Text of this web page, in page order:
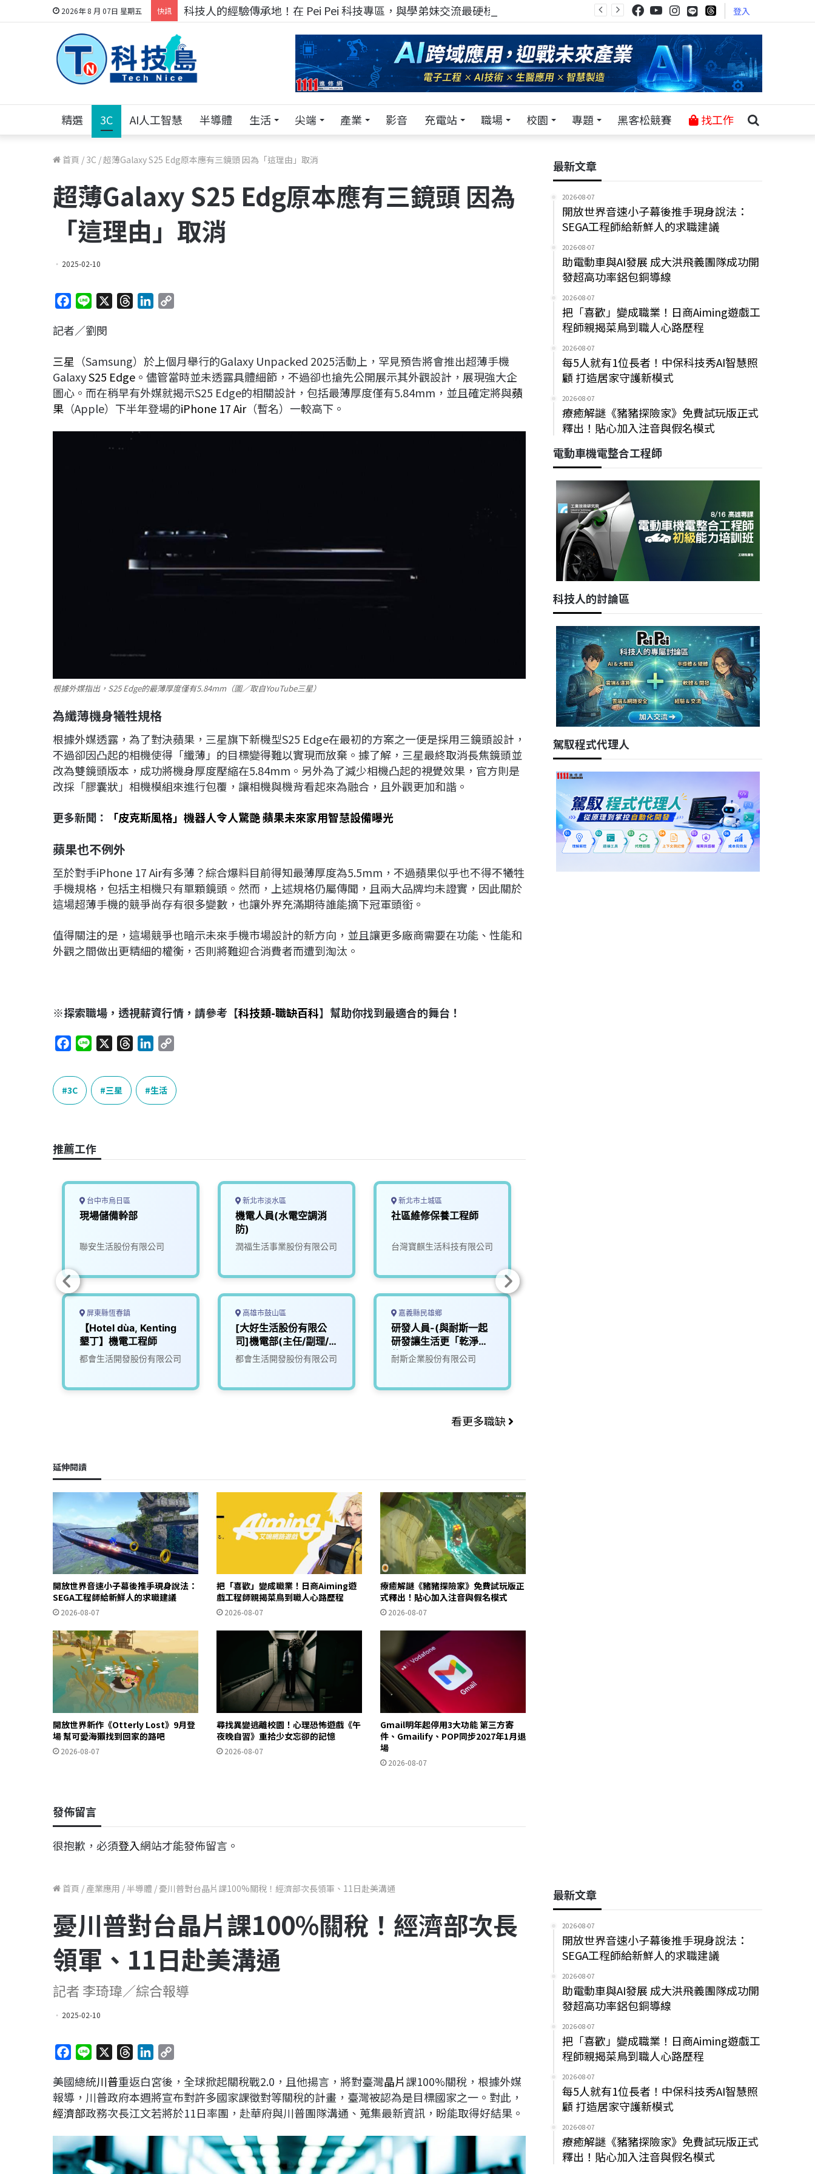
2026年 8 月 07日 星期五 快訊 科技人的經驗傳承地！在 Pei Pei 科技專區，與學弟妹交流最硬核的技術 登入
精選 3C AI人工智慧 半導體 生活 尖端 產業 影音 充電站 職場 校園 專題 黑客松競賽 找工作
首頁 / 3C /超薄Galaxy S25 Edg原本應有三鏡頭 因為「這理由」取消
超薄Galaxy S25 Edg原本應有三鏡頭 因為
「這理由」取消
2025-02-10
c
b
o
o
k
n
a
d
s
e
d
I
n
L
i
n
k
記者／劉閔
三星 （Samsung）於上個月舉行的Galaxy Unpacked 2025活動上，罕見預告將會推出超薄手機
GalaxyS25 Edge 。儘管當時並未透露具體細節，不過卻也搶先公開展示其外觀設計，展現強大企
圖心。而在稍早有外媒就揭示S25 Edge的相關設計，包括最薄厚度僅有5.84mm，並且確定將與蘋
果 （Apple）下半年登場的iPhone 17 Air（暫名）一較高下。
根據外媒指出，S25 Edge的最薄厚度僅有5.84mm（圖／取自YouTube三星）
為纖薄機身犧牲規格
根據外媒透露，為了對決蘋果，三星旗下新機型S25 Edge在最初的方案之一便是採用三鏡頭設計，
不過卻因凸起的相機使得「纖薄」的目標變得難以實現而放棄。據了解，三星最終取消長焦鏡頭並
改為雙鏡頭版本，成功將機身厚度壓縮在5.84mm。另外為了減少相機凸起的視覺效果，官方則是
改採「膠囊狀」相機模組來進行包覆，讓相機與機背看起來為融合，且外觀更加和諧。
更多新聞：
「皮克斯風格」機器人令人驚艷 蘋果未來家用智慧設備曝光
蘋果也不例外
至於對手iPhone 17 Air有多薄？綜合爆料目前得知最薄厚度為5.5mm，不過蘋果似乎也不得不犧牲
手機規格，包括主相機只有單顆鏡頭。然而，上述規格仍屬傳聞，且兩大品牌均未證實，因此關於
這場超薄手機的競爭尚存有很多變數，也讓外界充滿期待誰能摘下冠軍頭銜。
值得關注的是，這場競爭也暗示未來手機市場設計的新方向，並且讓更多廠商需要在功能、性能和
外觀之間做出更精細的權衡，否則將難迎合消費者而遭到淘汰。
※探索職場，透視薪資行情，請參考【科技類-職缺百科】幫助你找到最適合的舞台！
c
e
b
k
e
e
n
k
e
y
3C 三星 生活
推薦工作
台中市烏日區
現場儲備幹部
聯安生活股份有限公司
屏東縣恆春鎮
【Hotel dùa, Kenting
墾丁】機電工程師
都會生活開發股份有限公司
新北市淡水區
機電人員(水電空調消
防)
潤福生活事業股份有限公司
高雄市鼓山區
[大好生活股份有限公
司]機電部(主任/副理/
經理)
都會生活開發股份有限公司
新北市土城區
社區維修保養工程師
台灣寶麒生活科技有限公司
嘉義縣民雄鄉
研發人員-(與耐斯一起
研發讓生活更「乾淨」
的未來)2
耐斯企業股份有限公司
看更多職缺
延伸閱讀
開放世界音速小子幕後推手現身說法：
SEGA工程師給新鮮人的求職建議
2026-08-07
把「喜歡」變成職業！日商Aiming遊
戲工程師親揭菜鳥到職人心路歷程
2026-08-07
療癒解謎《豬豬探險家》免費試玩版正
式釋出！貼心加入注音與假名模式
2026-08-07
開放世界新作《Otterly Lost》9月登
場 幫可愛海獺找到回家的路吧
2026-08-07
尋找異變逃離校園！心理恐怖遊戲《午
夜晚自習》重拾少女忘卻的記憶
2026-08-07
Gmail明年起停用3大功能 第三方寄
件、Gmailify、POP同步2027年1月退
場
2026-08-07
發佈留言
很抱歉，必須登入網站才能發佈留言。
最新文章
2026-08-07
開放世界音速小子幕後推手現身說法：
SEGA工程師給新鮮人的求職建議
2026-08-07
助電動車與AI發展 成大洪飛義團隊成功開
發超高功率鋁包銅導線
2026-08-07
把「喜歡」變成職業！日商Aiming遊戲工
程師親揭菜鳥到職人心路歷程
2026-08-07
每5人就有1位長者！中保科技秀AI智慧照
顧 打造居家守護新模式
2026-08-07
療癒解謎《豬豬探險家》免費試玩版正式
釋出！貼心加入注音與假名模式
電動車機電整合工程師
科技人的討論區
駕馭程式代理人